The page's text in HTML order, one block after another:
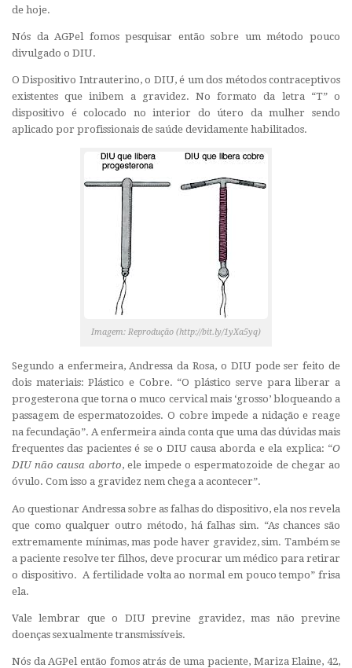
de hoje.
Nós da AGPel fomos pesquisar então sobre um método pouco
divulgado o DIU.
O Dispositivo Intrauterino, o DIU, é um dos métodos contraceptivos
existentes que inibem a gravidez. No formato da letra “T” o
dispositivo é colocado no interior do útero da mulher sendo
aplicado por profissionais de saúde devidamente habilitados.
Imagem: Reprodução (http://bit.ly/1yXa5yq)
Segundo a enfermeira, Andressa da Rosa, o DIU pode ser feito de
dois materiais: Plástico e Cobre. “O plástico serve para liberar a
progesterona que torna o muco cervical mais ‘grosso’ bloqueando a
passagem de espermatozoides. O cobre impede a nidação e reage
na fecundação”. A enfermeira ainda conta que uma das dúvidas mais
frequentes das pacientes é se o DIU causa aborda e ela explica: “O
DIU não causa aborto, ele impede o espermatozoide de chegar ao
óvulo. Com isso a gravidez nem chega a acontecer”.
Ao questionar Andressa sobre as falhas do dispositivo, ela nos revela
que como qualquer outro método, há falhas sim. “As chances são
extremamente mínimas, mas pode haver gravidez, sim. Também se
a paciente resolve ter filhos, deve procurar um médico para retirar
o dispositivo. A fertilidade volta ao normal em pouco tempo” frisa
ela.
Vale lembrar que o DIU previne gravidez, mas não previne
doenças sexualmente transmissíveis.
Nós da AGPel então fomos atrás de uma paciente, Mariza Elaine, 42,